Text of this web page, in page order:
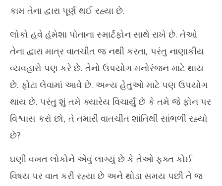
શું તમારો સ્માર્ટફોન બધું સાંભળે છે? આ રીતે તમારી પ્રાઈવેસીને સુરક્ષિત
કરો
28,
2025
કામ તેના દ્વારા પૂર્ણ થઈ રહ્યા છે.
લોકો હવે હંમેશા પોતાના સ્માર્ટફોન સાથે રાખે છે. તેઓ
તેના દ્વારા માત્ર વાતચીત જ નથી કરતા, પરંતુ નાણાકીય
વ્યવહારો પણ કરે છે. તેનો ઉપયોગ મનોરંજન માટે થાય
છે. ફોટા લેવામાં આવે છે. અન્ય હેતુઓ માટે પણ ઉપયોગ
થાય છે. પરંતુ શું તમે ક્યારેય વિચાર્યું છે કે તમે જે ફોન પર
વિશ્વાસ કરો છો, તે તમારી વાતચીત શાંતિથી સાંભળી રહ્યો
છે?
ઘણી વખત લોકોને એવું લાગ્યું છે કે તેઓ ફક્ત કોઈ
વિષય પર વાત કરી રહ્યા છે અને થોડા સમય પછી તે જ